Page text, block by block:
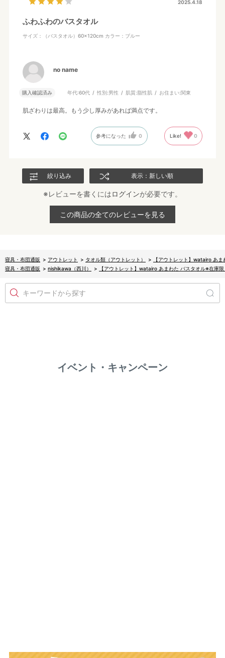
2025.4.18
ふわふわのバスタオル
サイズ：（バスタオル）60×120cm カラー：ブルー
no name
購入確認済み 年代:60代 性別:男性 肌質: 脂性肌 お住まい:関東
肌ざわりは最高。もう少し厚みがあれば満点です。
参考になった 0 Like! 0
絞り込み 表示：新しい順
※レビューを書くにはログインが必要です。
この商品の全てのレビューを見る
寝具・布団通販 > アウトレット > タオル類（アウトレット） >
【アウトレット】watairo あ
寝具・布団通販 > nishikawa（西川） > 【アウトレット】watairo あまわた バスタオル※在庫
キーワードから探す
イベント・キャンペーン